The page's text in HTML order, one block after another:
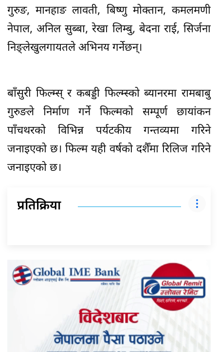
गुरुङ, मानहाङ लावती, बिष्णु मोक्तान, कमलमणी
नेपाल, अनिल सुब्बा, रेखा लिम्बु, बेदना राई, सिर्जना
निङ्लेखुलगायतले अभिनय गर्नेछन्।
बाँसुरी फिल्म्स् र कबड्डी फिल्म्स्को ब्यानरमा रामबाबु
गुरुङले निर्माण गर्ने फिल्मको सम्पूर्ण छायांकन
पाँचथरको विभिन्न पर्यटकीय गन्तव्यमा गरिने
जनाइएको छ। फिल्म यही वर्षको दशैँमा रिलिज गरिने
जनाइएको छ।
प्रतिक्रिया